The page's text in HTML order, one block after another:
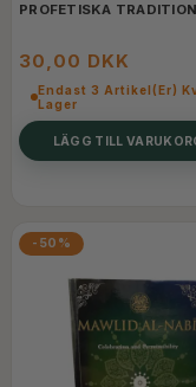
PROFETISKA
30,00 DKK
Endast 3 Artikel(er)
Lager
LÄGG TILL
-50%